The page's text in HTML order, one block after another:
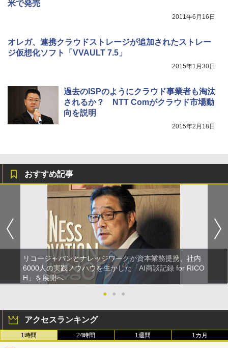
米で発売
2011年6月16日
オレガ、連携クラウドストレージが追加されたストレー
ジ仮想化ソフト「VVAULT 7.5」
2015年1月30日
過去のISPのようにクラウド事業者も淘汰
されるか？ NTT Comがクラウド市場動
向を説明
2015年2月18日
おすすめ記事
リコージャパンとナレッジワークが資本業務提携、社内
6000人の実践ノウハウを生かした「AI商談記録 for RICO
H」を展開へ
●
● ●
アクセスランキング
1時間 24時間 1週間 1カ月